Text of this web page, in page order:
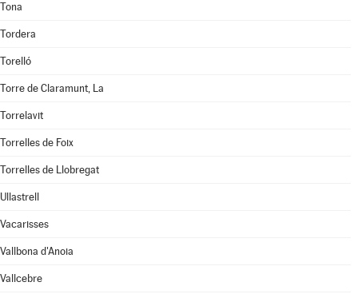
Tona
Tordera
Torelló
Torre de Claramunt, La
Torrelavit
Torrelles de Foix
Torrelles de Llobregat
Ullastrell
Vacarisses
Vallbona d'Anoia
Vallcebre